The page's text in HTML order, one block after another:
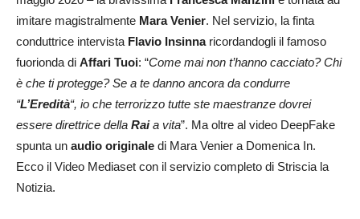
imitare magistralmente Mara Venier. Nel servizio, la finta
conduttrice intervista Flavio Insinnaricordandogli il famoso
fuorionda di Affari Tuoi: “Come mai non t’hanno cacciato? Chi
è che ti protegge? Se a te danno ancora da condurre
“L’Eredità“, io che terrorizzo tutte ste maestranze dovrei
essere direttrice della Raia vita”. Ma oltre al video DeepFake
spunta un audio originale di Mara Venier a Domenica In.
Ecco il Video Mediaset con il servizio completo di Striscia la
Notizia.